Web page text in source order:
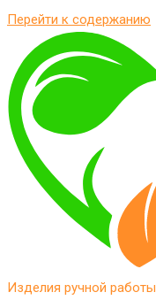
Перейти к содержанию
Изделия ручной работы